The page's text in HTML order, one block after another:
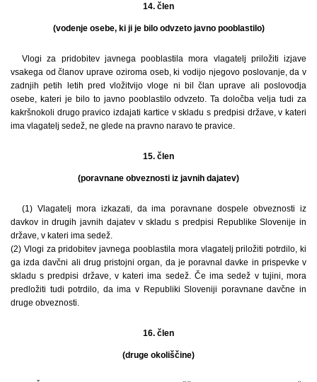
14. člen
(vodenje osebe, ki ji je bilo odvzeto javno pooblastilo)
Vlogi za pridobitev javnega pooblastila mora vlagatelj priložiti izjave
vsakega od članov uprave oziroma oseb, ki vodijo njegovo poslovanje, da v
zadnjih petih letih pred vložitvijo vloge ni bil član uprave ali poslovodja
osebe, kateri je bilo to javno pooblastilo odvzeto. Ta določba velja tudi za
kakršnokoli drugo pravico izdajati kartice v skladu s predpisi države, v kateri
ima vlagatelj sedež, ne glede na pravno naravo te pravice.
15. člen
(poravnane obveznosti iz javnih dajatev)
(1) Vlagatelj mora izkazati, da ima poravnane dospele obveznosti iz
davkov in drugih javnih dajatev v skladu s predpisi Republike Slovenije in
države, v kateri ima sedež.
(2) Vlogi za pridobitev javnega pooblastila mora vlagatelj priložiti potrdilo, ki
ga izda davčni ali drug pristojni organ, da je poravnal davke in prispevke v
skladu s predpisi države, v kateri ima sedež. Če ima sedež v tujini, mora
predložiti tudi potrdilo, da ima v Republiki Sloveniji poravnane davčne in
druge obveznosti.
16. člen
(druge okoliščine)